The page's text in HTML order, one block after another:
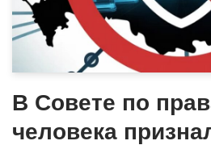
В Совете по
человека